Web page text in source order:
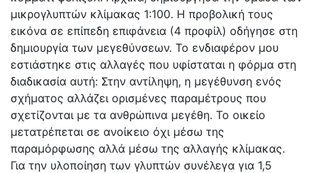
μικρογλυπτών κλίμακας 1:100. Η προβολική τους
εικόνα σε επίπεδη επιφάνεια (4 προφίλ) οδήγησε στη
δημιουργία των μεγεθύνσεων. Το ενδιαφέρον μου
εστιάστηκε στις αλλαγές που υφίσταται η φόρμα στη
διαδικασία αυτή: Στην αντίληψη, η μεγέθυνση ενός
σχήματος αλλάζει ορισμένες παραμέτρους που
σχετίζονται με τα ανθρώπινα μεγέθη. Το οικείο
μετατρέπεται σε ανοίκειο όχι μέσω της
παραμόρφωσης αλλά μέσω της αλλαγής κλίμακας.
Για την υλοποίηση των γλυπτών συνέλεγα για 1,5